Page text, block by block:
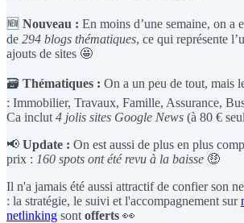
🆕 Nouveau : En moins d’une semaine, on a
de 294 blogs thématiques, ce qui représente
ajouts de sites 🤩
🗃️ Thématiques : On a un peu de tout, mais
: Immobilier, Travaux, Famille, Assurance,
Ca inclut 4 jolis sites Google News (à 80 €
📢 Update : On est aussi de plus en plus
prix : 160 spots ont été revu à la baisse 🤑
Il n'a jamais été aussi attractif de confier son
: la stratégie, le suivi et l'accompagnement sur
netlinking sont offerts 👀